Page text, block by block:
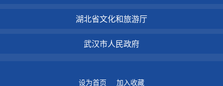
湖北省文化和旅游厅
武汉市人民政府
设为首页 加入收藏